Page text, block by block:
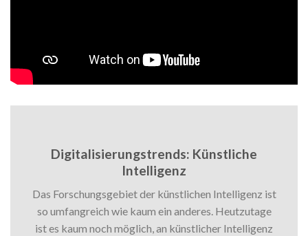
Digitalisierungstrends: Künstliche
Intelligenz
Das Forschungsgebiet der künstlichen Intelligenz ist
so umfangreich wie kaum ein anderes. Heutzutage
ist es kaum noch möglich, an künstlicher Intelligenz